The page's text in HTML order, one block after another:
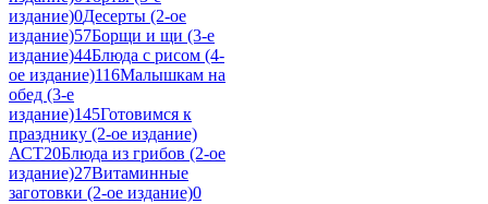
издание)0Десерты (2-ое
издание)57Борщи и щи (3-е
издание)44Блюда с рисом (4-
ое издание)116Малышкам на
обед (3-е
издание)145Готовимся к
празднику (2-ое издание)
АСТ20Блюда из грибов (2-ое
издание)27Витаминные
заготовки (2-ое издание)0